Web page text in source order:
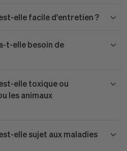
elle facile d'entretien ?
t-elle besoin de
elle toxique ou
les animaux
elle sujet aux maladies